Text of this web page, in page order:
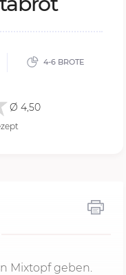
4-6 BROTE
Ø 4,50
Mixtopf geben.